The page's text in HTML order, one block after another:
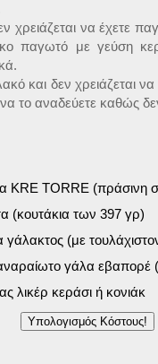
χρειάζεται να έχετε
παγωτό με γεύση
και δεν χρειάζεται
το αναδεύετε καθώς
KRE TORRE (πράσινη
(κουτάκια των 397 γρ)
(με
αναραίωτο γάλα
λικέρ κεράσι ή κονιάκ